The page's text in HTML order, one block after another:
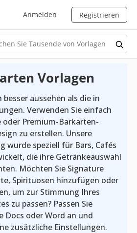
Anmelden Registrieren
Vorlagen
aussehen als die in
Verwenden Sie einfach
oder Premium-Barkarten-
zu erstellen. Unsere
wurde speziell für Bars, Cafés
die ihre Getränkeauswahl
Möchten Sie Signature
Spirituosen hinzufügen oder
um zur Stimmung Ihres
zu passen? Passen Sie
Docs oder Word an und
zusätzliche Einstellungen.